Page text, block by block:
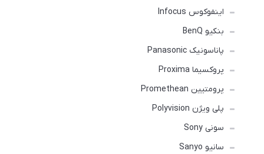
اینفوکوس Infocus
بنکیو BenQ
پاناسونیک Panasonic
پروکسیما Proxima
پرومتیین Promethean
پلی ویژن Polyvision
سونی Sony
سانیو Sanyo